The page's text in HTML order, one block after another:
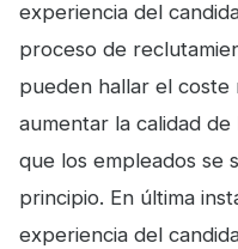
experiencia del
proceso de
pueden hallar el
aumentar la calidad
que los empleados se
principio. En última
experiencia del